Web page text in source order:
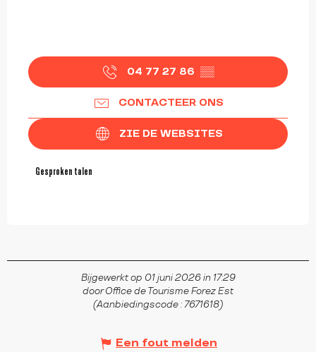
04 77 27 86 ▒▒
CONTACTEER ONS
ZIE DE WEBSITES
Gesproken talen
Gesproken talen
Bijgewerkt op 01 juni 2026 in 17:29
door Office de Tourisme Forez Est
(Aanbiedingscode :7671618)
Een fout melden